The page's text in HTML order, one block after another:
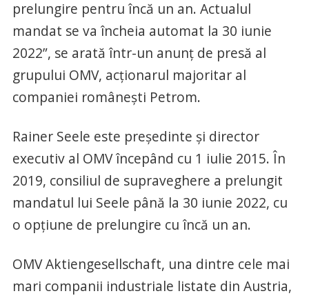
prelungire pentru încă un an. Actualul
mandat se va încheia automat la 30 iunie
2022”, se arată într-un anunț de presă al
grupului OMV, acționarul majoritar al
companiei românești Petrom.
Rainer Seele este preşedinte şi director
executiv al OMV începând cu 1 iulie 2015. În
2019, consiliul de supraveghere a prelungit
mandatul lui Seele până la 30 iunie 2022, cu
o opţiune de prelungire cu încă un an.
OMV Aktiengesellschaft, una dintre cele mai
mari companii industriale listate din Austria,